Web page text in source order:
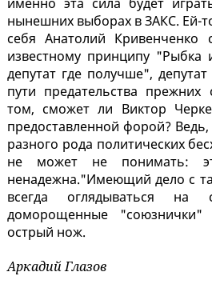
нынешних выборах в ЗАКС. Ей-
себя Анатолий Кривенченко
известному принципу "Рыбка
депутат где получше",
пути предательства
том, сможет ли Виктор
предоставленной форой?
разного рода политических
не может не понимать:
ненадежна."Имеющий дело с
всегда оглядываться
доморощенные
острый нож.
Аркадий Глазов